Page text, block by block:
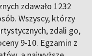
zdawało 1232
Wszyscy, którzy
zdali go,
9-10. Egzamin z